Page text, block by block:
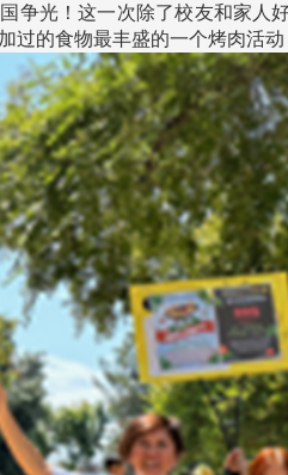
争光！这一次除了校友和家人
过的食物最丰盛的一个烤肉活